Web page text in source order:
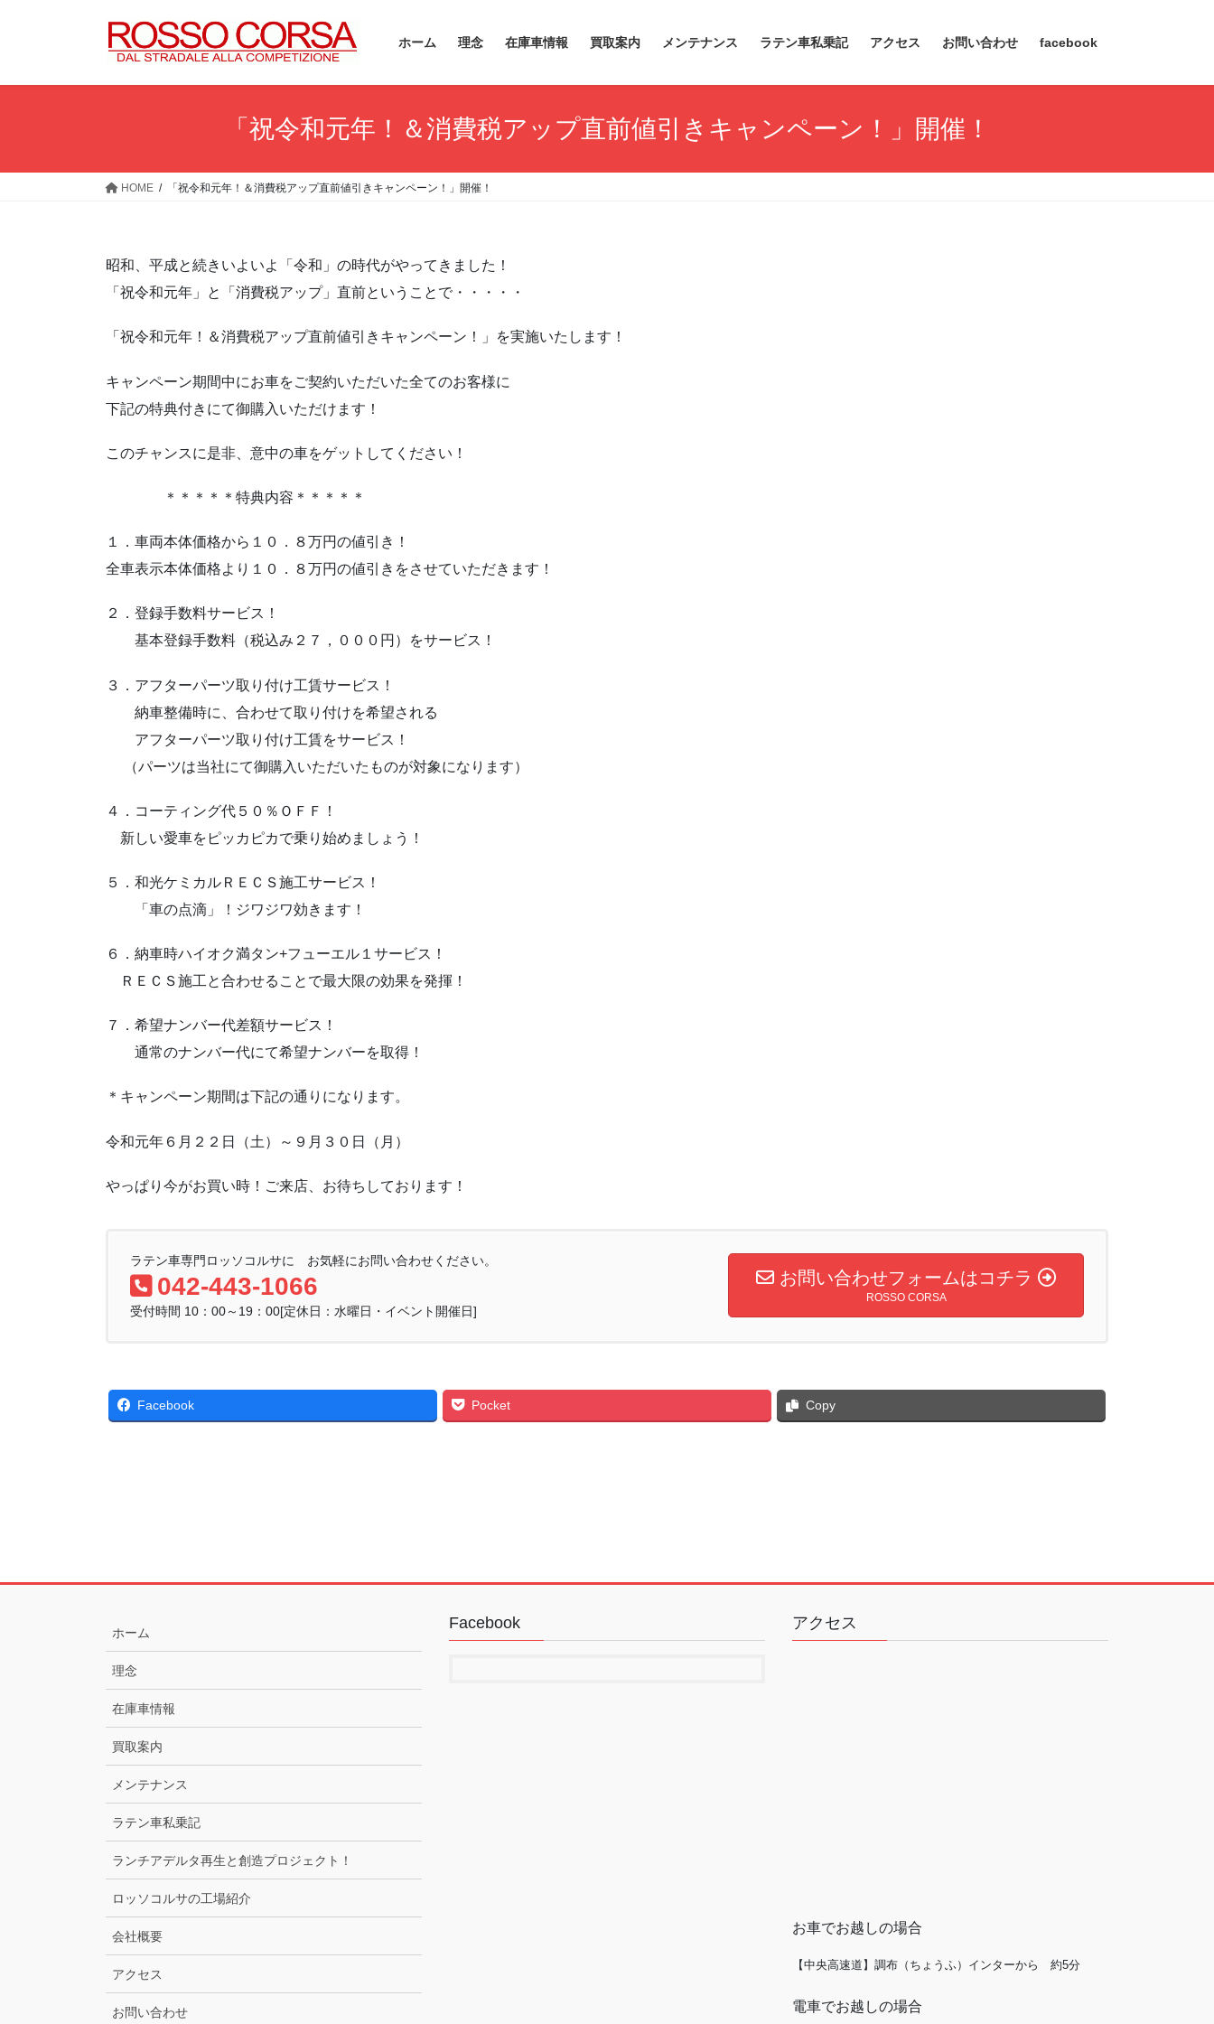
ホーム 理念 在庫車情報 買取案内 メンテナンス ラテン車私乗記 アクセス お問い合わせ facebook
「祝令和元年！＆消費税アップ直前値引きキャンペーン！」開催！
HOME 「祝令和元年！＆消費税アップ直前値引きキャンペーン！」開催！
昭和、平成と続きいよいよ「令和」の時代がやってきました！
「祝令和元年」と「消費税アップ」直前ということで・・・・・
「祝令和元年！＆消費税アップ直前値引きキャンペーン！」を実施いたします！
キャンペーン期間中にお車をご契約いただいた全てのお客様に
下記の特典付きにて御購入いただけます！
このチャンスに是非、意中の車をゲットしてください！
＊＊＊＊＊特典内容＊＊＊＊＊
１．車両本体価格から１０．８万円の値引き！
全車表示本体価格より１０．８万円の値引きをさせていただきます！
２．登録手数料サービス！
基本登録手数料（税込み２７，０００円）をサービス！
３．アフターパーツ取り付け工賃サービス！
納車整備時に、合わせて取り付けを希望される
アフターパーツ取り付け工賃をサービス！
（パーツは当社にて御購入いただいたものが対象になります）
４．コーティング代５０％ＯＦＦ！
新しい愛車をピッカピカで乗り始めましょう！
５．和光ケミカルＲＥＣＳ施工サービス！
「車の点滴」！ジワジワ効きます！
６．納車時ハイオク満タン+フューエル１サービス！
ＲＥＣＳ施工と合わせることで最大限の効果を発揮！
７．希望ナンバー代差額サービス！
通常のナンバー代にて希望ナンバーを取得！
＊キャンペーン期間は下記の通りになります。
令和元年６月２２日（土）～９月３０日（月）
やっぱり今がお買い時！ご来店、お待ちしております！
ラテン車専門ロッソコルサに お気軽にお問い合わせください。
042-443-1066
受付時間 10：00～19：00[定休日：水曜日・イベント開催日]
お問い合わせフォームはコチラ
ROSSO CORSA
Facebook Pocket Copy
ホーム
理念
在庫車情報
買取案内
メンテナンス
ラテン車私乗記
ランチアデルタ再生と創造プロジェクト！
ロッソコルサの工場紹介
会社概要
アクセス
お問い合わせ
Facebook アクセス
お車でお越しの場合
【中央高速道】調布（ちょうふ）インターから 約5分
電車でお越しの場合